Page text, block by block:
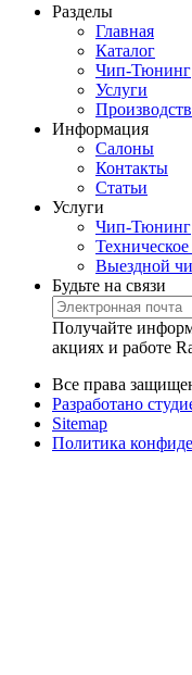
Разделы
Главная
Каталог
Чип-Тюнинг
Услуги
Информация
Салоны
Контакты
Статьи
Услуги
Чип-Тюнинг
Выездной
Будьте на связи
Получайте
акциях и работе
Все права
Разработано
Sitemap
Политика